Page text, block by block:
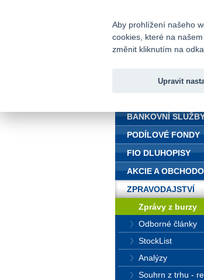
Fio
BANKOVNÍ
PODÍLOVÉ FONDY
FIO DLUHOPISY
AKCIE A
ZPRAVODAJSTVÍ
Zprávy z burzy
Odborné články
StockList
Analýzy
Souhrn z trhu -
Aby prohlížení našeho
cookies, které na
změnit kliknutím na
Upravit